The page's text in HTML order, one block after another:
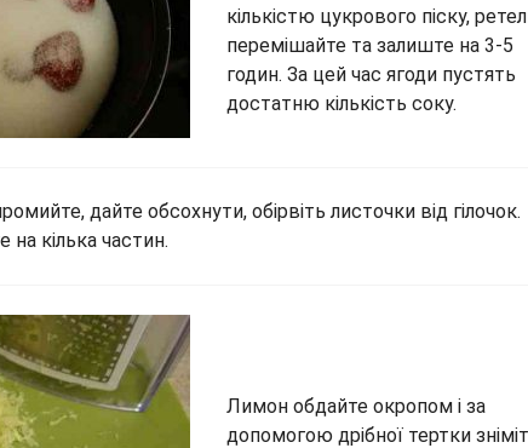
кількістю цукрового піску,
перемішайте та залиште на 3-5
годин. За цей час ягоди пустять
достатню кількість соку.
дайте обсохнути, обірвіть листочки від гілочок.
на кілька частин.
Лимон обдайте окропом і за
допомогою дрібної тертки